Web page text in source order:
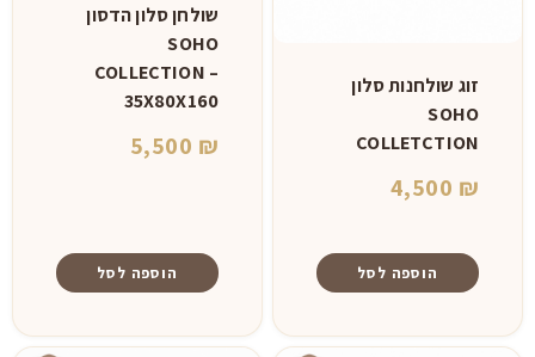
האפשרויות
בעמוד
המוצר
זוג שולחנות סלון
SOHO
COLLETCTION
4,500 ₪
הוספה לסל
שולחן סלון הדסון
SOHO
COLLECTION –
35X80X160
5,500 ₪
הוספה לסל